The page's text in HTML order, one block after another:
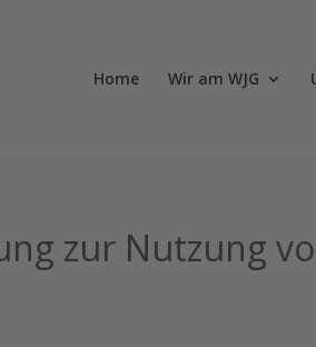
Home Wir am WJG
zur Nutzung